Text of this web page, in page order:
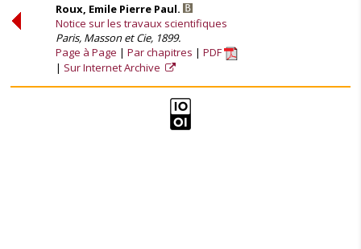
Roux, Emile Pierre Paul.
Notice sur les travaux scientifiques
Paris, Masson et Cie, 1899.
Page à Page
Par chapitres
PDF
Sur Internet Archive